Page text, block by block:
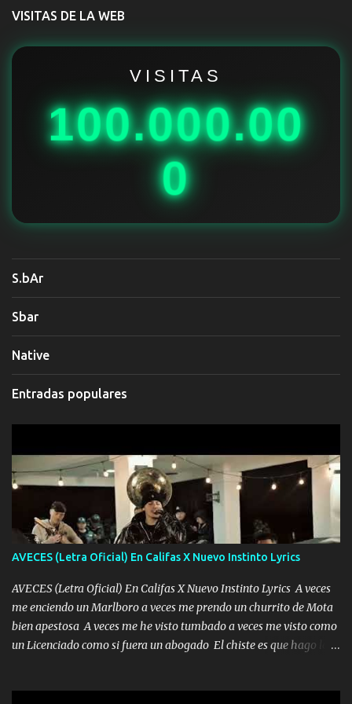
t
r
VISITAS DE LA WEB
VISITAS
100.000.00
0
S.bAr
Sbar
Native
Entradas populares
AVECES (Letra Oficial) En Califas X Nuevo Instinto Lyrics
AVECES (Letra Oficial) En Califas X Nuevo Instinto Lyrics A veces
me enciendo un Marlboro a veces me prendo un churrito de Mota
bien apestosa A veces me he visto tumbado a veces me visto como
un Licenciado como si fuera un abogado El chiste es que hago lo